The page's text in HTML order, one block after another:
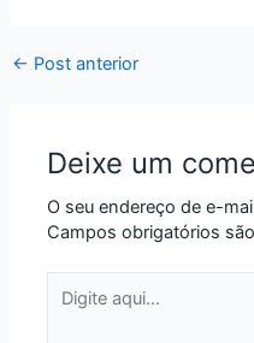
← Post anterior
Deixe um
O seu endereço de e-
Campos obrigatórios
aqui...